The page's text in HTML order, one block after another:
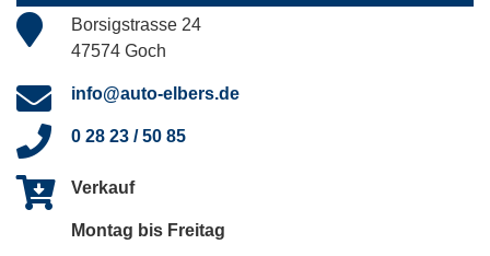
Borsigstrasse 24
47574 Goch
info@auto-elbers.de
0 28 23 / 50 85
Verkauf
Montag bis Freitag